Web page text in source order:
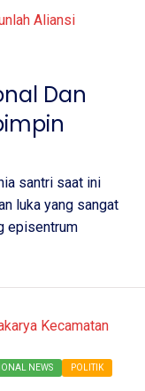
Dan
santri saat ini
luka yang sangat
episentrum
NEWS
POLITIK